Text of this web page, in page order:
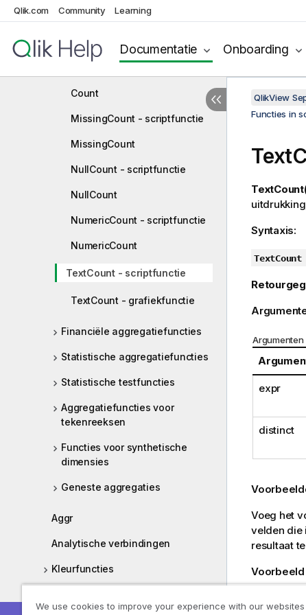
Qlik.com Community Learning
Documentatie Onboarding
Basisaggregatiefuncties
Teller-aggregatiefuncties
Count
MissingCount - scriptfunctie
MissingCount
NullCount - scriptfunctie
NullCount
NumericCount - scriptfunctie
NumericCount
TextCount - scriptfunctie
TextCount - grafiekfunctie
Financiële aggregatiefuncties
Statistische aggregatiefuncties
Statistische testfuncties
Aggregatiefuncties voor
tekenreeksen
Functies voor synthetische
dimensies
Geneste aggregaties
Aggr
Analytische verbindingen
Kleurfuncties
QlikView
Functies in
Syntaxis:
expr
distinct
Voeg het
velden die
resultaat
Voorbeeld
We use cookies to improve your experience with our